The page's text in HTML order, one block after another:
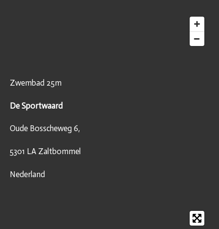
Zwembad 25m
De Sportwaard
Oude Bosscheweg 6,
5301 LA Zaltbommel
Nederland